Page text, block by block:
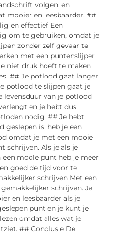
volgen, en
mooier en leesbaarder. ##
en effectief Een
om te gebruiken, omdat je
zonder zelf gevaar te
met een puntenslijper
niet druk hoeft te maken
## Je potlood gaat langer
potlood te slijpen gaat je
levensduur van je potlood
en je hebt dus
nodig. ## Je hebt
geslepen is, heb je een
omdat je met een mooie
schrijven. Als je als je
mooie punt heb je meer
goed de tijd voor te
schrijven Met een
schrijven. Je
en leesbaarder als je
punt en je kunt je
omdat alles wat je
## Conclusie De